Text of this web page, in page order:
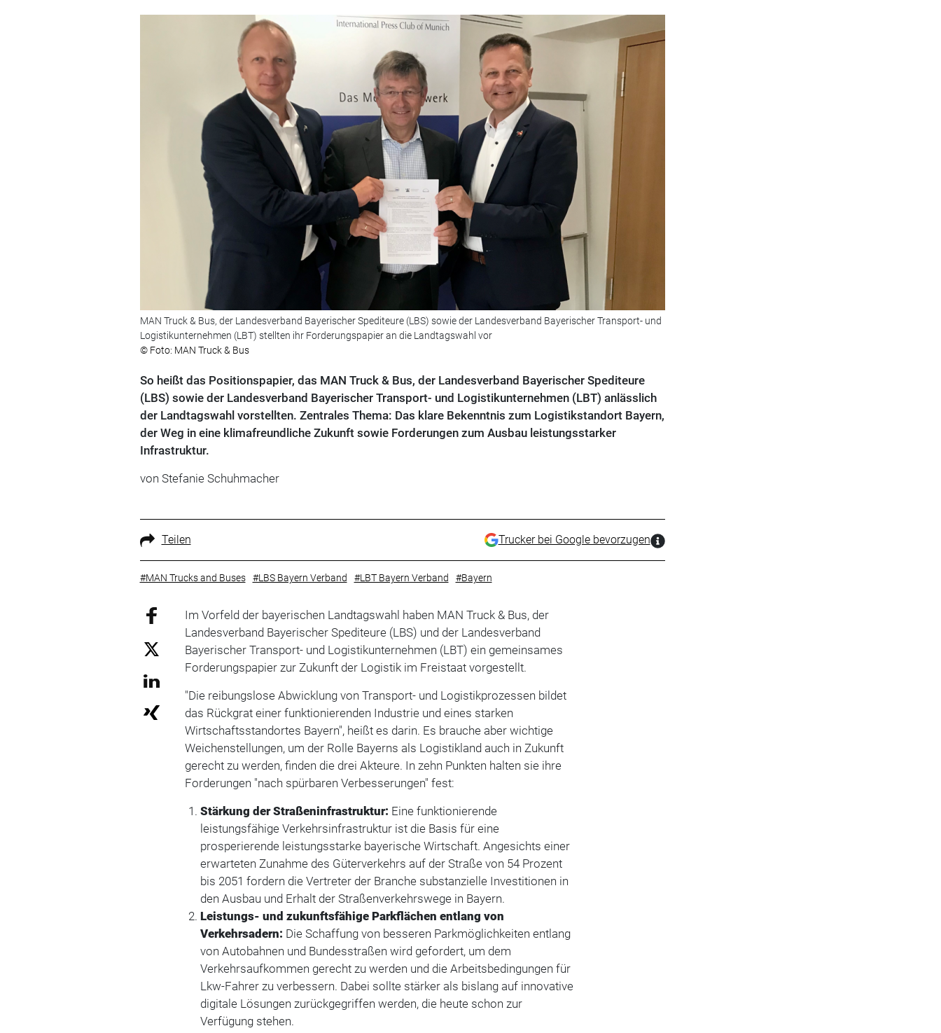
MAN Truck & Bus, der Landesverband Bayerischer Spediteure (LBS) sowie der Landesverband Bayerischer Transport- und
Logistikunternehmen (LBT) stellten ihr Forderungspapier an die Landtagswahl vor
© Foto: MAN Truck & Bus
So heißt das Positionspapier, das MAN Truck & Bus, der Landesverband Bayerischer Spediteure
(LBS) sowie der Landesverband Bayerischer Transport- und Logistikunternehmen (LBT) anlässlich
der Landtagswahl vorstellten. Zentrales Thema: Das klare Bekenntnis zum Logistikstandort Bayern,
der Weg in eine klimafreundliche Zukunft sowie Forderungen zum Ausbau leistungsstarker
Infrastruktur.
von Stefanie Schuhmacher
Teilen Trucker bei Google bevorzugen
#MAN Trucks and Buses #LBS Bayern Verband #LBT Bayern Verband #Bayern
Im Vorfeld der bayerischen Landtagswahl haben MAN Truck & Bus, der
Landesverband Bayerischer Spediteure (LBS) und der Landesverband
Bayerischer Transport- und Logistikunternehmen (LBT) ein gemeinsames
Forderungspapier zur Zukunft der Logistik im Freistaat vorgestellt.
"Die reibungslose Abwicklung von Transport- und Logistikprozessen bildet
das Rückgrat einer funktionierenden Industrie und eines starken
Wirtschaftsstandortes Bayern", heißt es darin. Es brauche aber wichtige
Weichenstellungen, um der Rolle Bayerns als Logistikland auch in Zukunft
gerecht zu werden, finden die drei Akteure. In zehn Punkten halten sie ihre
Forderungen "nach spürbaren Verbesserungen" fest:
Stärkung der Straßeninfrastruktur: Eine funktionierende
leistungsfähige Verkehrsinfrastruktur ist die Basis für eine
prosperierende leistungsstarke bayerische Wirtschaft. Angesichts einer
erwarteten Zunahme des Güterverkehrs auf der Straße von 54 Prozent
bis 2051 fordern die Vertreter der Branche substanzielle Investitionen in
den Ausbau und Erhalt der Straßenverkehrswege in Bayern.
Leistungs- und zukunftsfähige Parkflächen entlang von
Verkehrsadern: Die Schaffung von besseren Parkmöglichkeiten entlang
von Autobahnen und Bundesstraßen wird gefordert, um dem
Verkehrsaufkommen gerecht zu werden und die Arbeitsbedingungen für
Lkw-Fahrer zu verbessern. Dabei sollte stärker als bislang auf innovative
digitale Lösungen zurückgegriffen werden, die heute schon zur
Verfügung stehen.